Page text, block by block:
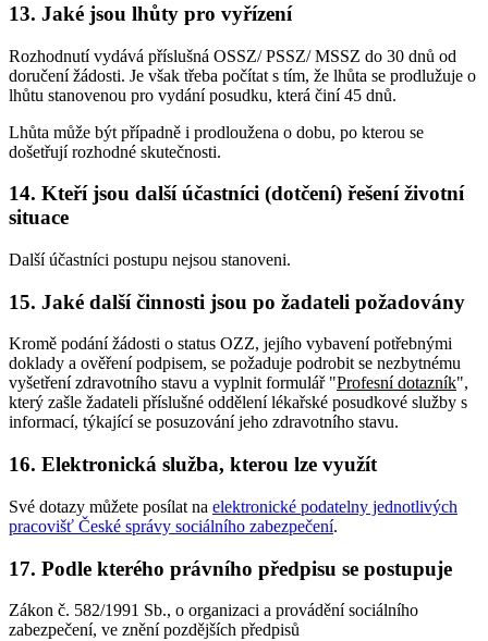
13. Jaké jsou lhůty pro vyřízení
Rozhodnutí vydává příslušná OSSZ/ PSSZ/ MSSZ do 30 dnů od
doručení žádosti. Je však třeba počítat s tím, že lhůta se prodlužuje o
lhůtu stanovenou pro vydání posudku, která činí 45 dnů.
Lhůta může být případně i prodloužena o dobu, po kterou se
došetřují rozhodné skutečnosti.
14. Kteří jsou další účastníci (dotčení) řešení životní
situace
Další účastníci postupu nejsou stanoveni.
15. Jaké další činnosti jsou po žadateli požadovány
Kromě podání žádosti o status OZZ, jejího vybavení potřebnými
doklady a ověření podpisem, se požaduje podrobit se nezbytnému
vyšetření zdravotního stavu a vyplnit formulář "Profesní dotazník",
který zašle žadateli příslušné oddělení lékařské posudkové služby s
informací, týkající se posuzování jeho zdravotního stavu.
16. Elektronická služba, kterou lze využít
Své dotazy můžete posílat na elektronické podatelny jednotlivých
pracovišť České správy sociálního zabezpečení.
17. Podle kterého právního předpisu se postupuje
Zákon č. 582/1991 Sb., o organizaci a provádění sociálního
zabezpečení, ve znění pozdějších předpisů